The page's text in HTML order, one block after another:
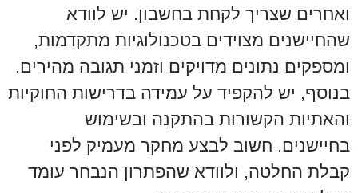
ואחרים שצריך לקחת בחשבון. יש לוודא
שהחיישנים מצוידים בטכנולוגיות מתקדמות,
ומספקים נתונים מדויקים וזמני תגובה מהירים.
בנוסף, יש להקפיד על עמידה בדרישות החוקיות
והאתיות הקשורות בהתקנה ובשימוש
בחיישנים. חשוב לבצע מחקר מעמיק לפני
קבלת החלטה, ולוודא שהפתרון הנבחר עומד